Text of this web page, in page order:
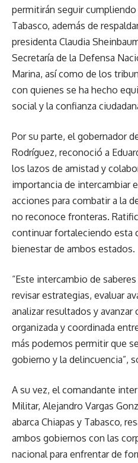
permitirán seguir
Tabasco, además de
presidenta Claudia
Secretaría de la Defensa
Marina, así como de los
con quienes se ha hecho
social y la confianza
Por su parte, el gobernador
Rodríguez, reconoció a
los lazos de amistad y
importancia de intercambiar
acciones para combatir a la
no reconoce fronteras.
continuar fortaleciendo esta
bienestar de ambos estados.
“Este intercambio de
revisar estrategias, evaluar
analizar resultados y avanzar
organizada y coordinada
más podemos permitir que
gobierno y la delincuencia”,
A su vez, el comandante
Militar, Alejandro Vargas
abarca Chiapas y Tabasco,
ambos gobiernos con las
nacional para enfrentar de